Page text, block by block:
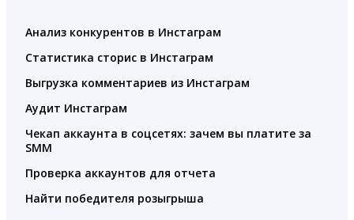
Анализ конкурентов в Инстаграм
Статистика сторис в Инстаграм
Выгрузка комментариев из Инстаграм
Аудит Инстаграм
Чекап аккаунта в соцсетях: зачем вы платите за
SMM
Проверка аккаунтов для отчета
Найти победителя розыгрыша